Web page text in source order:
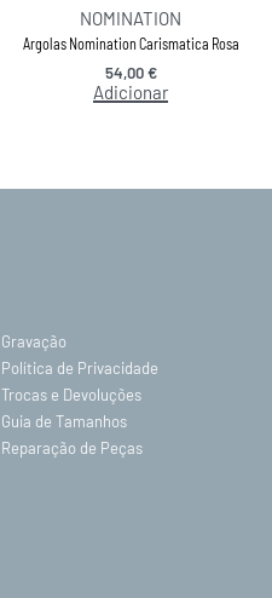
NOMINATION
Argolas Nomination Carismatica Rosa
54,00€
Adicionar
Gravação
Política de Privacidade
Trocas e Devoluções
Guia de Tamanhos
Reparação de Peças